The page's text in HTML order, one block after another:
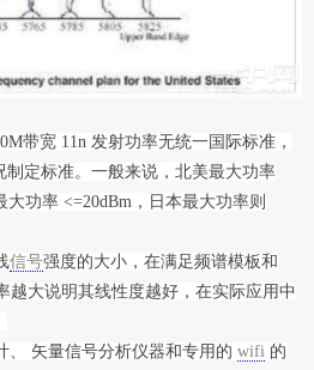
带宽 11n 发射功率无统一国际标准，
定标准。一般来说，北美最大功率
功率 <=20dBm，日本最大功率则
信号强度的大小，在满足频谱模板和
越大说明其线性度越好，在实际应用中
、 矢量信号分析仪器和专用的 wifi 的